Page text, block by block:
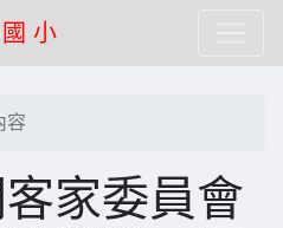
小
容
家委員會